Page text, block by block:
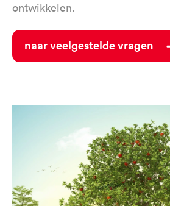
ontwikkelen.
naar veelgestelde vragen